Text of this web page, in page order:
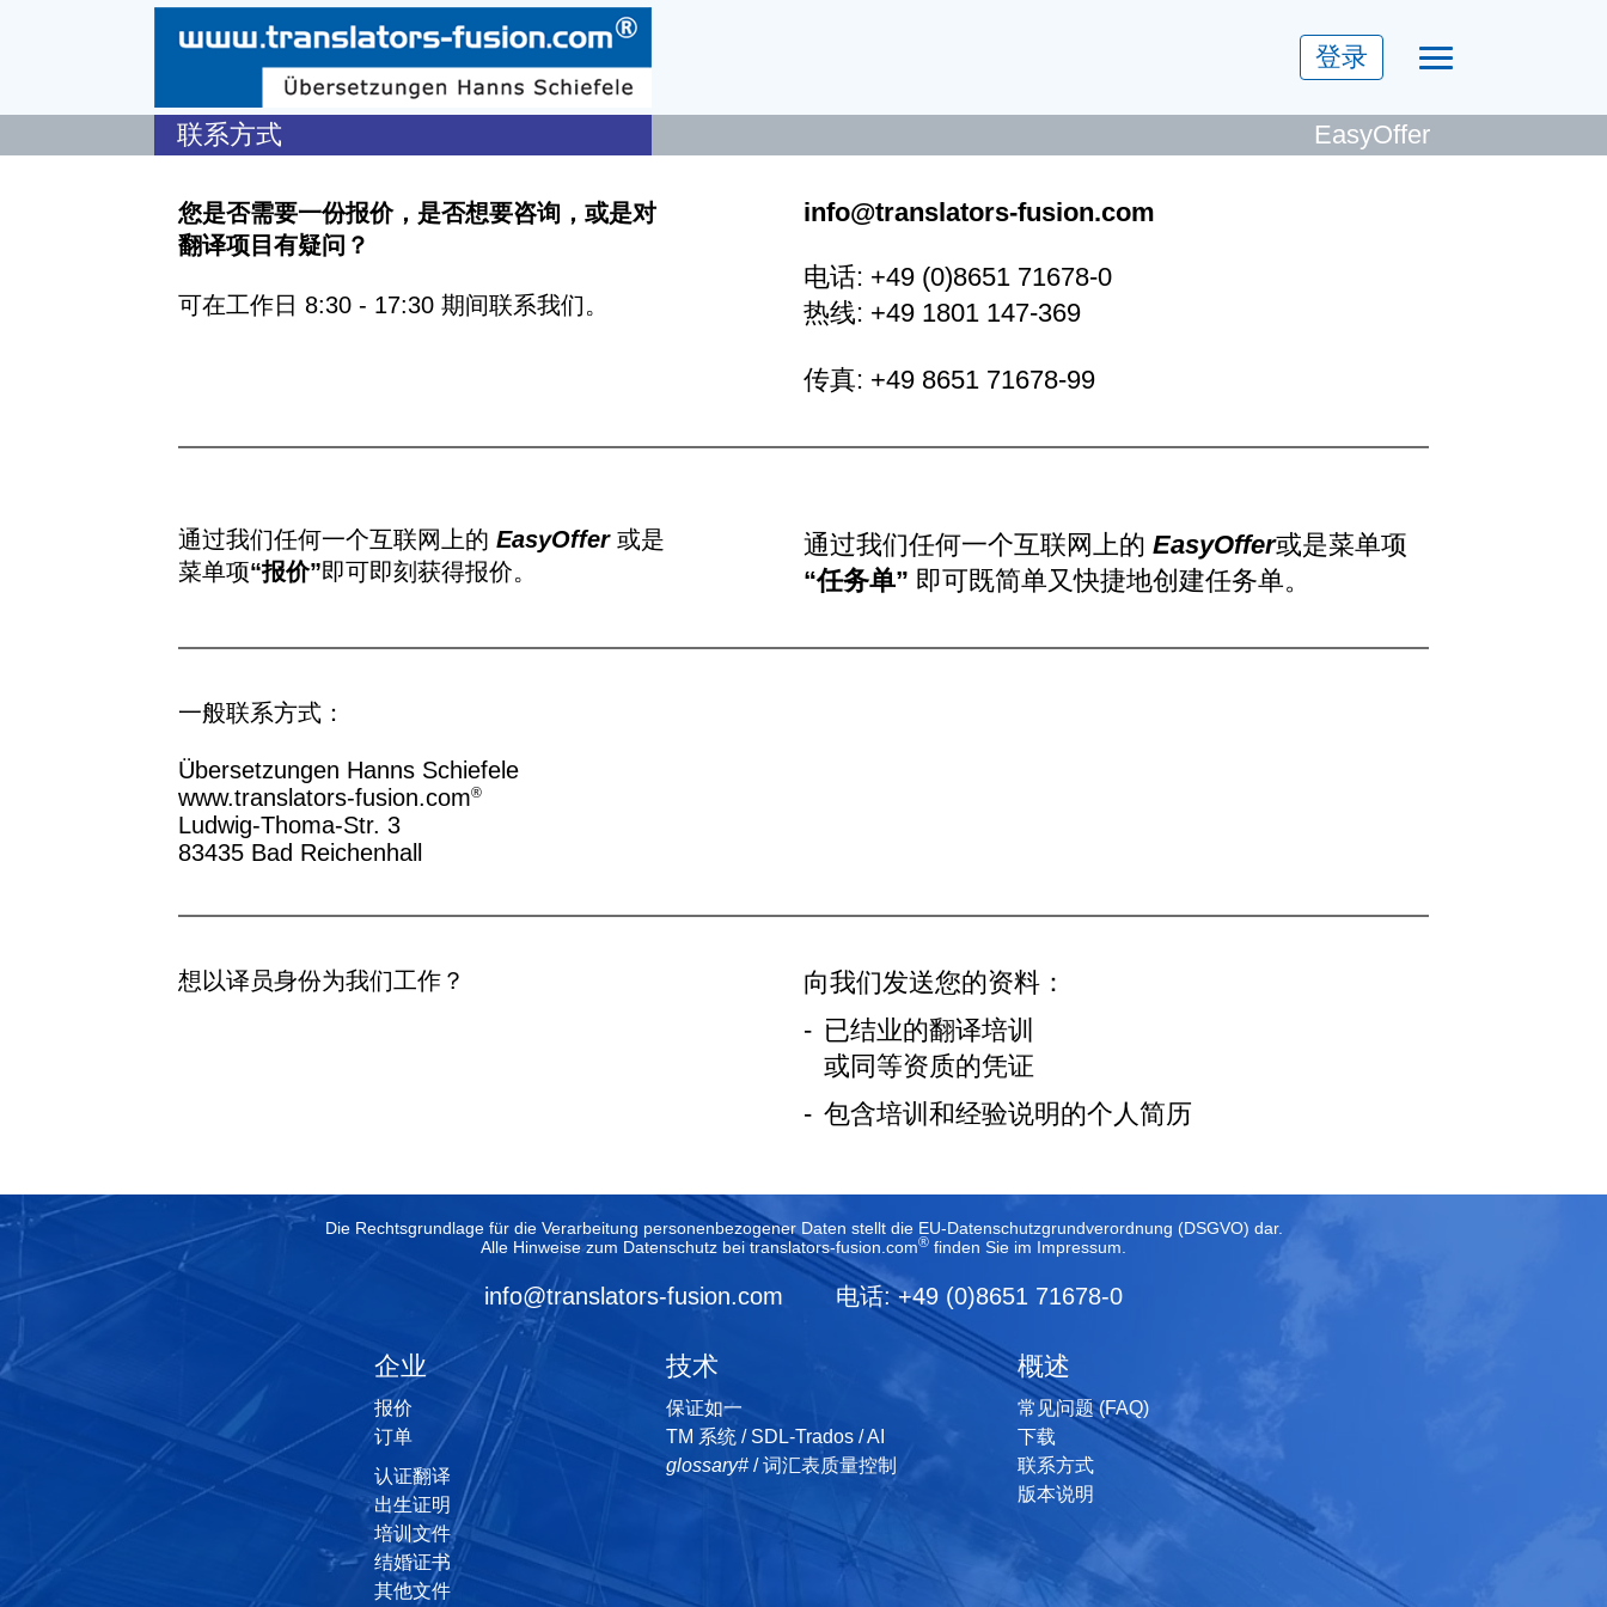
登录
EasyOffer
联系方式
您是否需要一份报价，是否想要咨询，或是对
翻译项目有疑问？
可在工作日 8:30 - 17:30 期间联系我们。
info@translators-fusion.com
电话: +49 (0)8651 71678-0
热线: +49 1801 147-369
传真: +49 8651 71678-99
通过我们任何一个互联网上的 EasyOffer或是
菜单项“报价”即可即刻获得报价。
通过我们任何一个互联网上的 EasyOffer或是菜单项
“任务单” 即可既简单又快捷地创建任务单。
一般联系方式：
Übersetzungen Hanns Schiefele
www.translators-fusion.com®
Ludwig-Thoma-Str. 3
83435 Bad Reichenhall
想以译员身份为我们工作？
向我们发送您的资料：
- 已结业的翻译培训
或同等资质的凭证
- 包含培训和经验说明的个人简历
Die Rechtsgrundlage für die Verarbeitung personenbezogener Daten stellt die EU-Datenschutzgrundverordnung (DSGVO) dar.
Alle Hinweise zum Datenschutz bei translators-fusion.com® finden Sie im Impressum
info@translators-fusion.com 电话: +49 (0)8651 71678-0
企业
报价
订单
认证翻译
出生证明
培训文件
结婚证书
其他文件
技术
保证如一
TM 系统 / SDL-Trados / AI
glossary# / 词汇表质量控制
概述
常见问题 (FAQ)
下载
联系方式
版本说明